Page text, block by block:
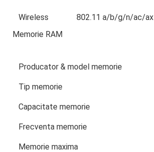
Wireless
802.11 a/b/g/n/ac/ax
Memorie RAM
Producator & model memorie
Tip memorie
Capacitate memorie
Frecventa memorie
Memorie maxima